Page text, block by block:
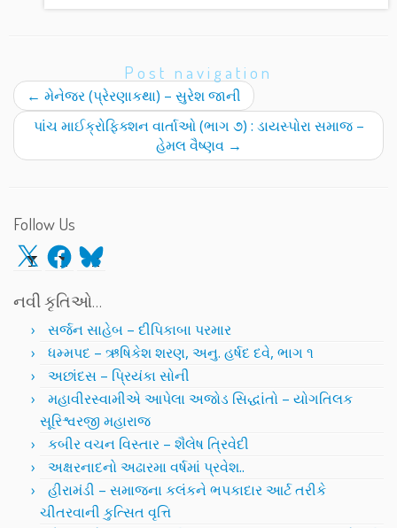
Post navigation
← મેનેજર (પ્રેરણાકથા) – સુરેશ જાની
પાંચ માઈક્રોફિક્શન વાર્તાઓ (ભાગ ૭) : ડાયસ્પોરા સમાજ –
હેમલ વૈષ્ણવ →
Follow Us
X Facebook
Bluesky
નવી કૃતિઓ…
સર્જન સાહેબ – દીપિકાબા પરમાર
ધમ્મપદ – ઋષિકેશ શરણ, અનુ. હર્ષદ દવે, ભાગ ૧
અછાંદસ – પ્રિયંકા સોની
મહાવીરસ્વામીએ આપેલા અજોડ સિદ્ધાંતો – યોગતિલક
સૂરિશ્વરજી મહારાજ
કબીર વચન વિસ્તાર – શૈલેષ ત્રિવેદી
અક્ષરનાદનો અઢારમા વર્ષમાં પ્રવેશ..
હીરામંડી – સમાજના કલંકને ભપકાદાર આર્ટ તરીકે
ચીતરવાની કુત્સિત વૃત્તિ